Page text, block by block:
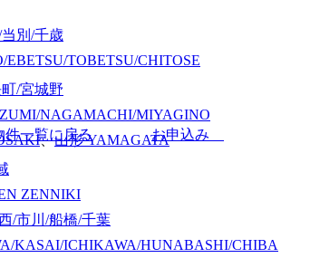
別/千歳
EBETSU/TOBETSU/CHITOSE
/宮城野
NAGAMACHI/MIYAGINO
、山形YAMAGATA
ZENNIKI
/市川/船橋/千葉
KASAI/ICHIKAWA/HUNABASHI/CHIBA
一覧に戻る お申込み